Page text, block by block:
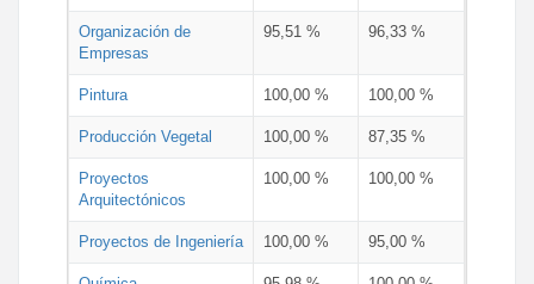
Organización de
Empresas
95,51 % 96,33 %
Pintura 100,00 % 100,00 %
Producción Vegetal 100,00 % 87,35 %
Proyectos
Arquitectónicos
100,00 % 100,00 %
Proyectos de Ingeniería 100,00 % 95,00 %